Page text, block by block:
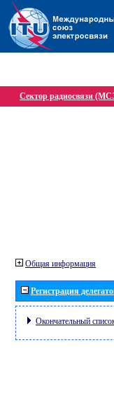
Сектор радиосвязи
Общая информация
Регистрация
Окончательный